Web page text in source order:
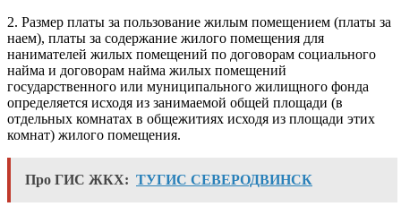
2. Размер платы за пользование жилым помещением (платы за
наем), платы за содержание жилого помещения для
нанимателей жилых помещений по договорам социального
найма и договорам найма жилых помещений
государственного или муниципального жилищного фонда
определяется исходя из занимаемой общей площади (в
отдельных комнатах в общежитиях исходя из площади этих
комнат) жилого помещения.
Про ГИС ЖКХ: ТУГИС СЕВЕРОДВИНСК